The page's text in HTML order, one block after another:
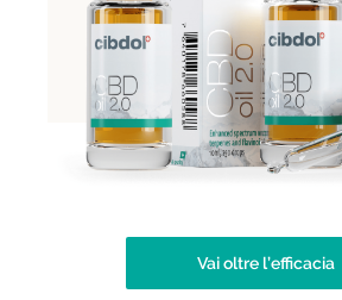
Vai oltre l’efficacia